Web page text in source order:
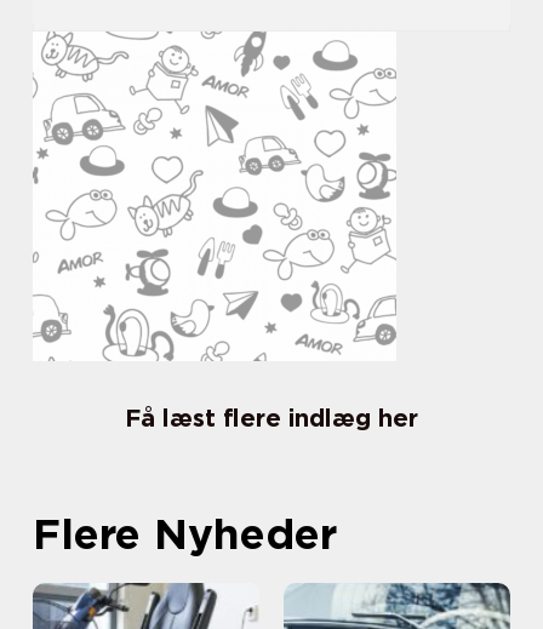
Få læst flere indlæg her
Flere Nyheder